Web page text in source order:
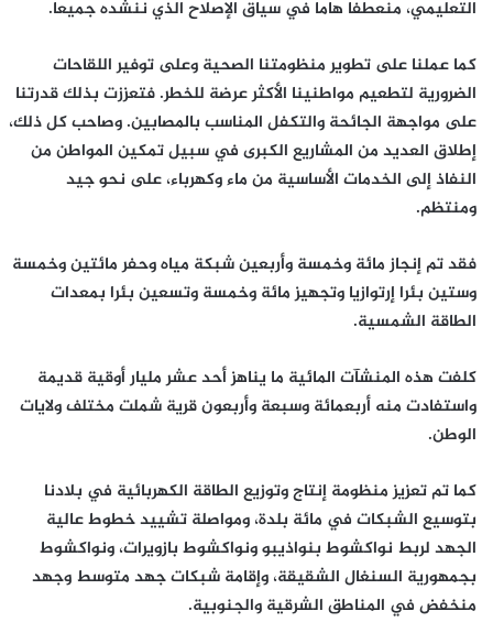
التعليمي، منعطفا هاما في سياق الإصلاح الذي ننشده جميعا.
كما عملنا على تطوير منظومتنا الصحية وعلى توفير اللقاحات
الضرورية لتطعيم مواطنينا الأكثر عرضة للخطر. فتعززت بذلك قدرتنا
على مواجهة الجائحة والتكفل المناسب بالمصابين. وصاحب كل ذلك،
إطلاق العديد من المشاريع الكبرى في سبيل تمكين المواطن من
النفاذ إلى الخدمات الأساسية من ماء وكهرباء، على نحو جيد
ومنتظم.
فقد تم إنجاز مائة وخمسة وأربعين شبكة مياه وحفر مائتين وخمسة
وستين بئرا إرتوازيا وتجهيز مائة وخمسة وتسعين بئرا بمعدات
الطاقة الشمسية.
كلفت هذه المنشآت المائية ما يناهز أحد عشر مليار أوقية قديمة
واستفادت منه أربعمائة وسبعة وأربعون قرية شملت مختلف ولايات
الوطن.
كما تم تعزيز منظومة إنتاج وتوزيع الطاقة الكهربائية في بلادنا
بتوسيع الشبكات في مائة بلدة، ومواصلة تشييد خطوط عالية
الجهد لربط نواكشوط بنواذيبو ونواكشوط بازويرات، ونواكشوط
بجمهورية السنغال الشقيقة، وإقامة شبكات جهد متوسط وجهد
منخفض في المناطق الشرقية والجنوبية.